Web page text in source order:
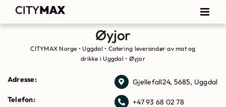
Øyjor
CITYMAX Norge •Uggdal • Catering leverandør av mat og
drikke i Uggdal • Øyjor
Adresse:
Gjellefall24, 5685, Uggdal
Telefon:
+47 93 68 02 78